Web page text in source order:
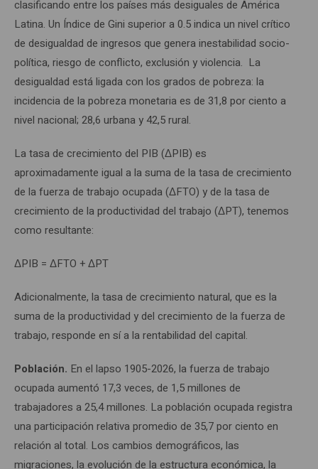
clasificando entre los países más desiguales de América
Latina. Un Índice de Gini superior a 0.5 indica un nivel crítico
de desigualdad de ingresos que genera inestabilidad socio-
política, riesgo de conflicto, exclusión y violencia. La
desigualdad está ligada con los grados de pobreza: la
incidencia de la pobreza monetaria es de 31,8 por ciento a
nivel nacional; 28,6 urbana y 42,5 rural.
La tasa de crecimiento del PIB (ΔPIB) es
aproximadamente igual a la suma de la tasa de crecimiento
de la fuerza de trabajo ocupada (ΔFTO) y de la tasa de
crecimiento de la productividad del trabajo (ΔPT), tenemos
como resultante:
ΔPIB = ΔFTO + ΔPT
Adicionalmente, la tasa de crecimiento natural, que es la
suma de la productividad y del crecimiento de la fuerza de
trabajo, responde en sí a la rentabilidad del capital.
Población. En el lapso 1905-2026, la fuerza de trabajo
ocupada aumentó 17,3 veces, de 1,5 millones de
trabajadores a 25,4 millones. La población ocupada registra
una participación relativa promedio de 35,7 por ciento en
relación al total. Los cambios demográficos, las
migraciones, la evolución de la estructura económica, la